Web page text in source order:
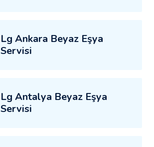
Lg Ankara Beyaz Eşya
Servisi
Lg Antalya Beyaz Eşya
Servisi